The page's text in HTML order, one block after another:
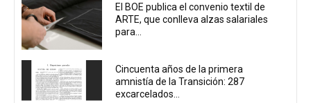
El BOE publica el convenio textil de
ARTE, que conlleva alzas salariales
para...
Cincuenta años de la primera
amnistía de la Transición: 287
excarcelados...